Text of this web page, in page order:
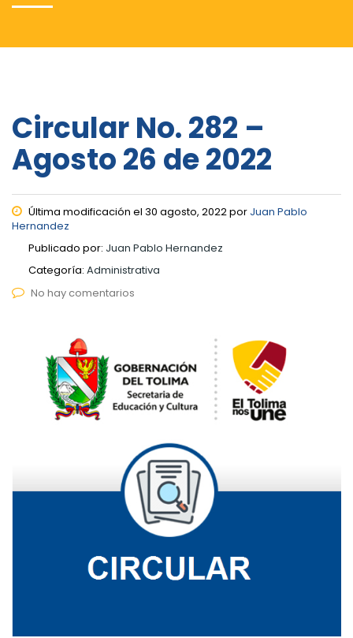
Circular No. 282 –
Agosto 26 de 2022
Última modificación el 30 agosto, 2022 por Juan Pablo
Hernandez
Publicado por: Juan Pablo Hernandez
Categoría: Administrativa
No hay comentarios